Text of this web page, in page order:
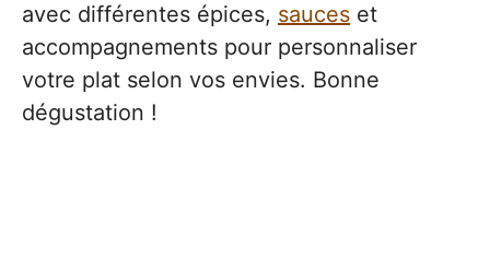
avec différentes épices, sauces et
accompagnements pour personnaliser
votre plat selon vos envies. Bonne
dégustation !